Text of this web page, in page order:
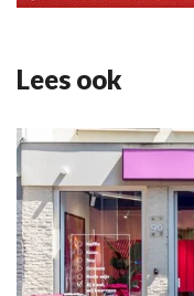
Lees ook